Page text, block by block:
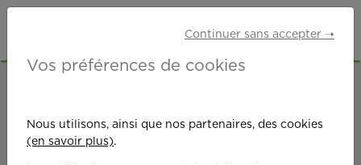
Continuer sans accepter ➝
Vos préférences de cookies
Nous utilisons, ainsi que nos partenaires, des cookies
(en savoir plus).